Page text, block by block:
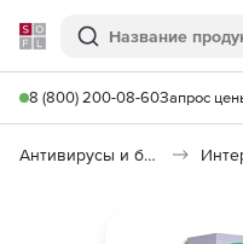
Softline
Поиск
8 (800) 200-08-60Запрос
Антивирусы и безопасность